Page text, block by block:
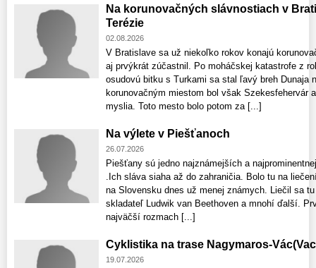
Na korunovačných slávnostiach v
Terézie
02.08.2026
V Bratislave sa už niekoľko rokov konajú
aj prvýkrát zúčastnil. Po moháčskej katastrofe z
osudovú bitku s Turkami sa stal ľavý breh Dunaja
korunovačným miestom bol však Szekesfehervár
myslia. Toto mesto bolo potom za [...]
Na výlete v Piešťanoch
26.07.2026
Piešťany sú jedno najznámejších a
.Ich sláva siaha až do zahraničia. Bolo tu na
na Slovensku dnes už menej známych. Liečil sa
skladateľ Ludwik van Beethoven a mnohí ďalší.
najväčší rozmach [...]
Cyklistika na trase Nagymaros-
19.07.2026